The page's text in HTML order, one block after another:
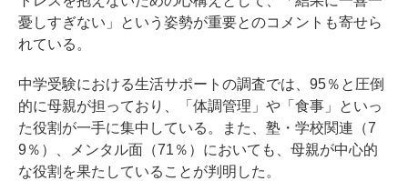
憂しすぎない」という姿勢が重要とのコメントも寄せら
れている。
中学受験における生活サポートの調査では、95％と圧倒
的に母親が担っており、「体調管理」や「食事」といっ
た役割が一手に集中している。また、塾・学校関連（7
9％）、メンタル面（71％）においても、母親が中心的
な役割を果たしていることが判明した。